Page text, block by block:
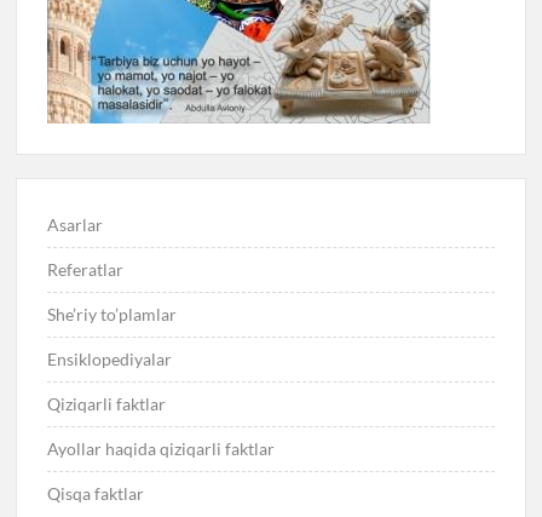
Asarlar
Referatlar
She’riy to’plamlar
Ensiklopediyalar
Qiziqarli faktlar
Ayollar haqida qiziqarli faktlar
Qisqa faktlar